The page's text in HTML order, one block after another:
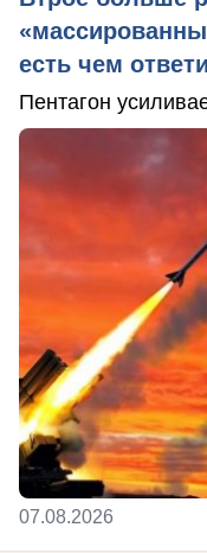
есть чем
Пентагон
07.08.2026